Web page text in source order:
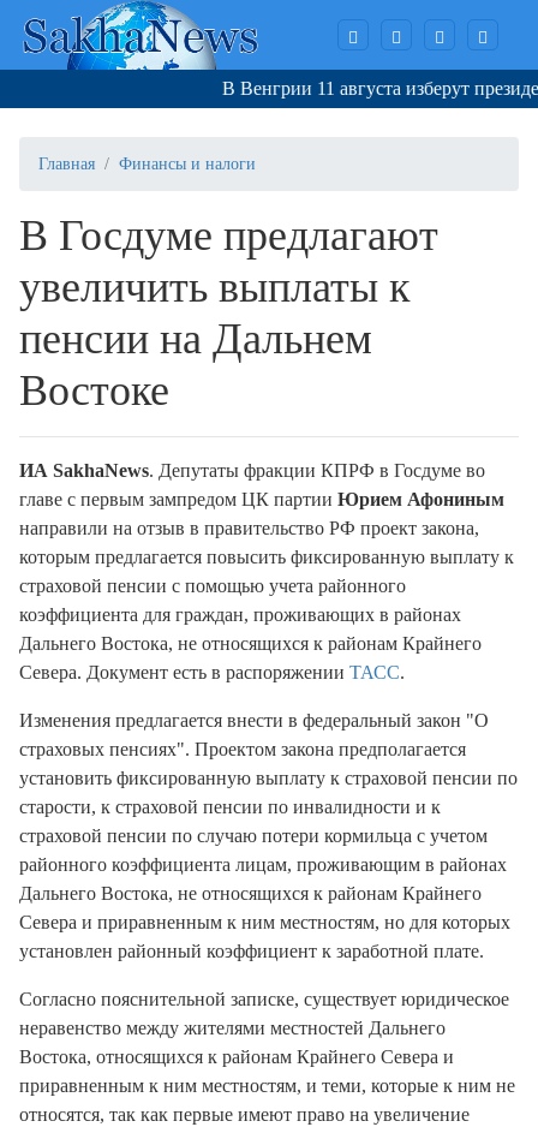
В Венгрии 11 августа изберут
Главная Финансы и налоги
В Госдуме предлагают
увеличить выплаты к
пенсии на Дальнем
Востоке
ИА SakhaNews. Депутаты фракции КПРФ в Госдуме во
главе с первым зампредом ЦК партии Юрием Афониным
направили на отзыв в правительство РФ проект закона,
которым предлагается повысить фиксированную выплату к
страховой пенсии с помощью учета районного
коэффициента для граждан, проживающих в районах
Дальнего Востока, не относящихся к районам Крайнего
Севера. Документ есть в распоряжении ТАСС.
Изменения предлагается внести в федеральный закон "О
страховых пенсиях". Проектом закона предполагается
установить фиксированную выплату к страховой пенсии по
старости, к страховой пенсии по инвалидности и к
страховой пенсии по случаю потери кормильца с учетом
районного коэффициента лицам, проживающим в районах
Дальнего Востока, не относящихся к районам Крайнего
Севера и приравненным к ним местностям, но для которых
установлен районный коэффициент к заработной плате.
Согласно пояснительной записке, существует юридическое
неравенство между жителями местностей Дальнего
Востока, относящихся к районам Крайнего Севера и
приравненным к ним местностям, и теми, которые к ним не
относятся, так как первые имеют право на увеличение